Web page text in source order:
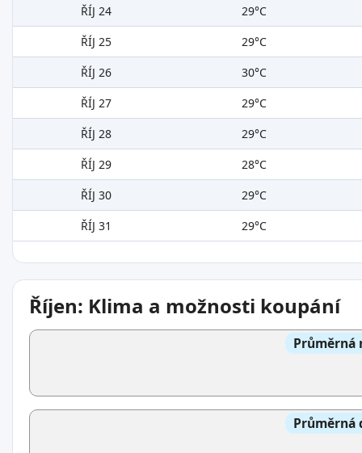
ŘÍJ 24
29°C
ŘÍJ 25
29°C
ŘÍJ 26
30°C
ŘÍJ 27
29°C
ŘÍJ 28
29°C
ŘÍJ 29
28°C
ŘÍJ 30
29°C
ŘÍJ 31
29°C
Říjen: Klima a možnosti koupání
Průměrná
Průměrná